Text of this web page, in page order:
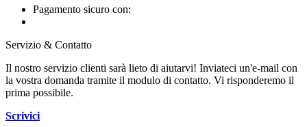
Pagamento sicuro con:
Servizio & Contatto
Il nostro servizio clienti sarà lieto di aiutarvi! Inviateci un'e-mail con
la vostra domanda tramite il modulo di contatto. Vi risponderemo il
prima possibile.
Scrivici